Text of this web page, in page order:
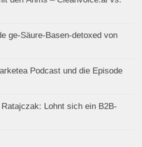
ge-Säure-Basen-detoxed von
Podcast und die Episode
Lohnt sich ein B2B-